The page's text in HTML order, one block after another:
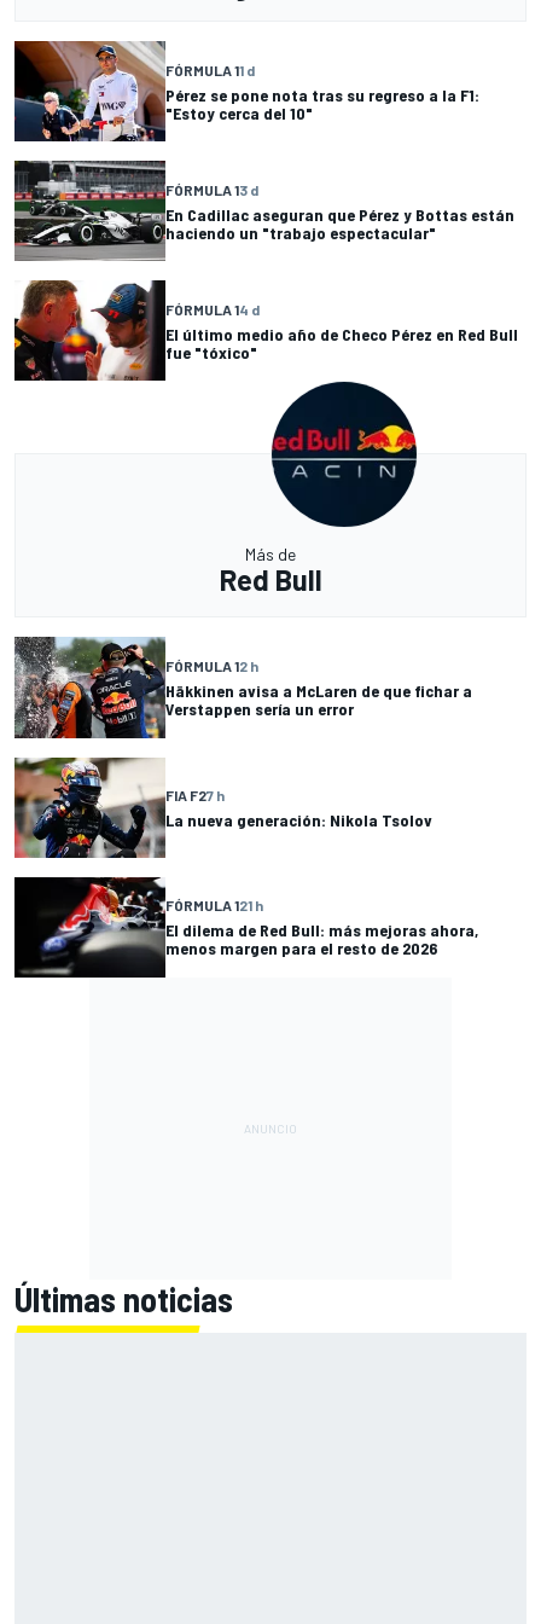
FÓRMULA 11 d
Pérez se pone nota tras su regreso a la F1:
"Estoy cerca del 10"
FÓRMULA 13 d
En Cadillac aseguran que Pérez y Bottas están
haciendo un "trabajo espectacular"
FÓRMULA 14 d
El último medio año de Checo Pérez en Red Bull
fue "tóxico"
Más de
Red Bull
FÓRMULA 12 h
Häkkinen avisa a McLaren de que fichar a
Verstappen sería un error
FIA F27 h
La nueva generación: Nikola Tsolov
FÓRMULA 121 h
El dilema de Red Bull: más mejoras ahora,
menos margen para el resto de 2026
Últimas noticias